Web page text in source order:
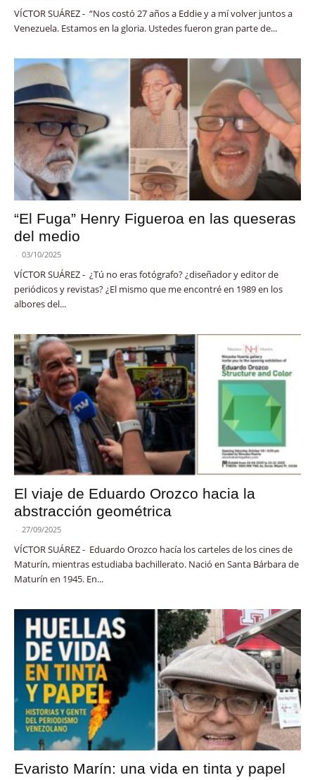
VÍCTOR SUÁREZ - “Nos costó 27 años a Eddie y a mí volver juntos a
Venezuela. Estamos en la gloria. Ustedes fueron gran parte de...
“El Fuga” Henry Figueroa en las queseras
del medio
- 03/10/2025
VÍCTOR SUÁREZ - ¿Tú no eras fotógrafo? ¿diseñador y editor de
periódicos y revistas? ¿El mismo que me encontré en 1989 en los
albores del...
El viaje de Eduardo Orozco hacia la
abstracción geométrica
- 27/09/2025
VÍCTOR SUÁREZ - Eduardo Orozco hacía los carteles de los cines de
Maturín, mientras estudiaba bachillerato. Nació en Santa Bárbara de
Maturín en 1945. En...
Evaristo Marín: una vida en tinta y papel